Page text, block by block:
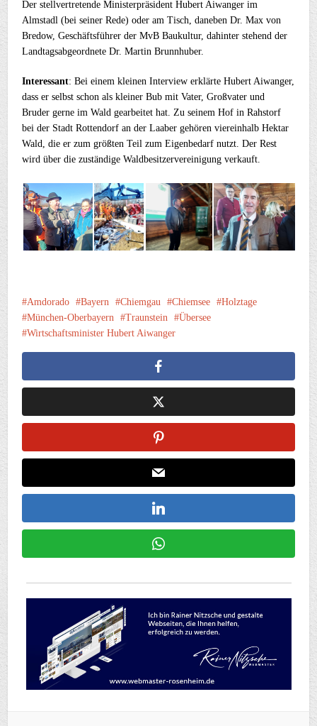
Der stellvertretende Ministerpräsident Hubert Aiwanger im
Almstadl (bei seiner Rede) oder am Tisch, daneben Dr. Max von
Bredow, Geschäftsführer der MvB Baukultur, dahinter stehend der
Landtagsabgeordnete Dr. Martin Brunnhuber.
Interessant: Bei einem kleinen Interview erklärte Hubert Aiwanger,
dass er selbst schon als kleiner Bub mit Vater, Großvater und
Bruder gerne im Wald gearbeitet hat. Zu seinem Hof in Rahstorf
bei der Stadt Rottendorf an der Laaber gehören viereinhalb Hektar
Wald, die er zum größten Teil zum Eigenbedarf nutzt. Der Rest
wird über die zuständige Waldbesitzervereinigung verkauft.
Amdorado Bayern Chiemgau Chiemsee
Holztage
München-Oberbayern
Traunstein
Übersee
Wirtschaftsminister Hubert Aiwanger